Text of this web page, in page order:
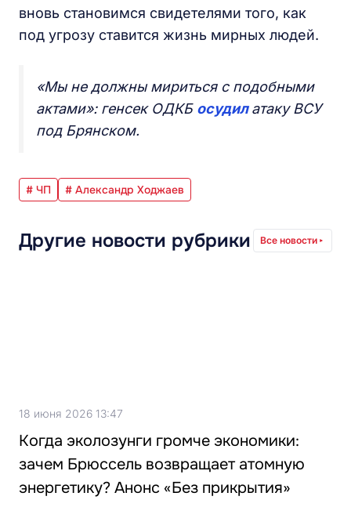
вновь становимся свидетелями того, как
под угрозу ставится жизнь мирных людей.
«Мы не должны мириться с подобными
актами»: генсек ОДКБ осудилатаку ВСУ
под Брянском.
# ЧП # Александр Ходжаев
Другие новости рубрики Все новости
18 июня 2026 13:47
Когда эколозунги громче экономики:
зачем Брюссель возвращает атомную
энергетику? Анонс «Без прикрытия»